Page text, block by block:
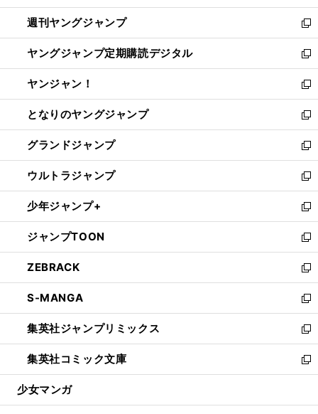
開
く
ウ
で
開
く
ン
ド
ウ
で
開
く
ウ
ィ
ン
ド
ウ
で
開
く
週刊ヤングジャンプ
新
し
い
ウ
ィ
ン
ド
ウ
で
開
く
ヤングジャンプ定期購読デジタル
新
し
い
ウ
ィ
ン
ド
ウ
で
開
く
ヤンジャン！
新
し
い
ウ
ィ
ン
ド
ウ
で
開
く
となりのヤングジャンプ
新
し
い
ウ
ィ
ン
ド
ウ
で
開
く
グランドジャンプ
新
し
い
ウ
ィ
ン
ド
ウ
で
開
く
ウルトラジャンプ
新
し
い
ウ
ィ
ン
ド
ウ
で
開
く
少年ジャンプ+
新
し
い
ウ
ィ
ン
ド
ウ
で
開
く
ジャンプTOON
新
し
い
ウ
ィ
ン
ド
ウ
で
開
ZEBRACK
新
し
い
ウ
ィ
ン
ド
ウ
開
S-MANGA
新
し
い
ウ
ィ
ン
ウ
集英社ジャンプリミックス
新
し
い
ウ
ン
集英社コミック文庫
新
し
ウ
少女マンガ